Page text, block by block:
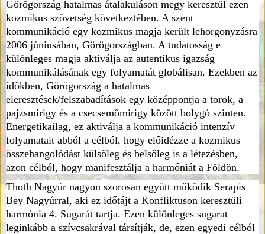
Görögország hatalmas átalakuláson megy keresztül ezen
kozmikus szövetség következtében. A szent
kommunikáció egy kozmikus magja került lehorgonyzásra
2006 júniusában, Görögországban. A tudatosság e
különleges magja aktiválja az autentikus igazság
kommunikálásának egy folyamatát globálisan. Ezekben az
időkben, Görögország a hatalmas
eleresztések/felszabadítások egy középpontja a torok, a
pajzsmirigy és a csecsemőmirigy között bolygó szinten.
Energetikailag, ez aktiválja a kommunikáció intenzív
folyamatait abból a célból, hogy előidézze a kozmikus
összehangolódást külsőleg és belsőleg is a létezésben,
azon célból, hogy manifesztálja a harmóniát a Földön.
Thoth Nagyúr nagyon szorosan együtt működik Serapis
Bey Nagyúrral, aki ez időtájt a Konfliktuson keresztüli
harmónia 4. Sugarát tartja. Ezen különleges sugarat
leginkább a szívcsakrával társítják, de, ezen egyedi célból